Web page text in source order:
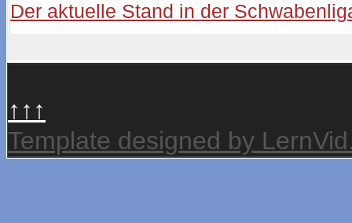
Der aktuelle Stand in der
↑↑↑
Template designed by